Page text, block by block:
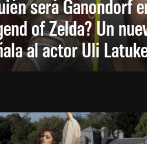
será Ganondorf
of Zelda? Un
al actor Uli